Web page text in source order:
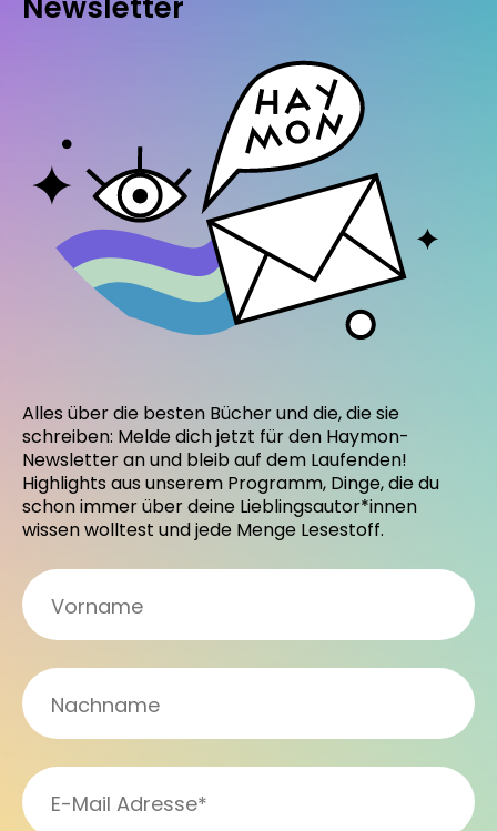
Alles über die besten Bücher und die, die sie
schreiben: Melde dich jetzt für den Haymon-
Newsletter an und bleib auf dem Laufenden!
Highlights aus unserem Programm, Dinge, die du
schon immer über deine Lieblingsautor*innen
wissen wolltest und jede Menge Lesestoff.